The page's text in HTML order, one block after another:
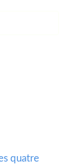
quatre